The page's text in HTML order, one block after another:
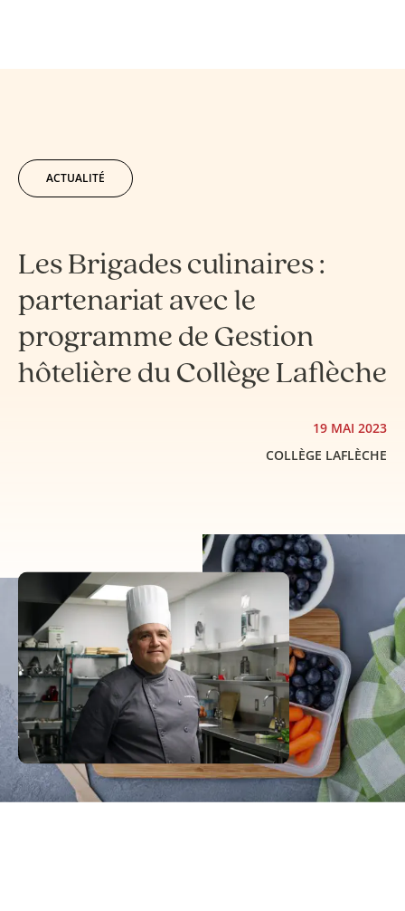
ACTUALITÉ
Les Brigades culinaires :
partenariat avec le
programme de Gestion
hôtelière du Collège Laflèche
19 MAI 2023
COLLÈGE LAFLÈCHE